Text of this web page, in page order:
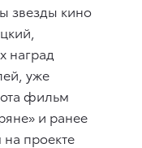
звезды кино
наград
уже
фильм
и ранее
проекте